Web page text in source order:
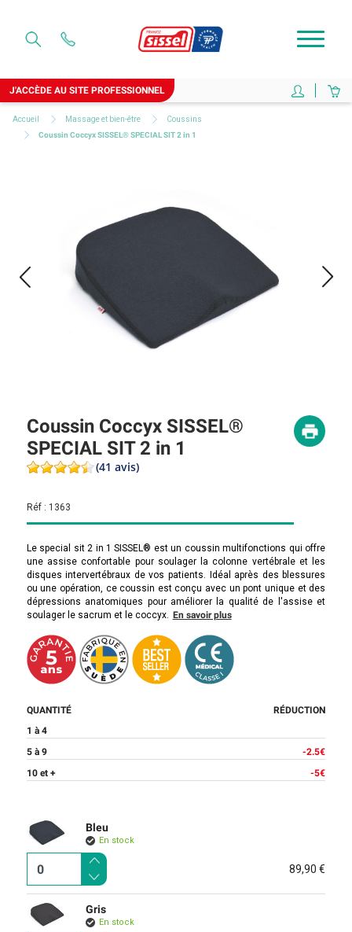
J'ACCÈDE AU SITE PROFESSIONNEL
Accueil Massage et bien-être
Coussins
Coussin Coccyx SISSEL® SPECIAL SIT 2 in 1
Coussin Coccyx SISSEL®
SPECIAL SIT 2 in 1
(41 avis)
Réf : 1363
Le special sit 2 in 1 SISSEL® est un coussin multifonctions qui offre
une assise confortable pour soulager la colonne vertébrale et les
disques intervertébraux de vos patients. Idéal après des blessures
ou une opération, ce coussin est conçu avec un pont unique et des
dépressions anatomiques pour améliorer la qualité de l'assise et
soulager le sacrum et le coccyx. En savoir plus
QUANTITÉ
RÉDUCTION
1 à 4
5 à 9
-2.5€
10 et +
-5€
Bleu
En stock
89,90 €
Gris
En stock